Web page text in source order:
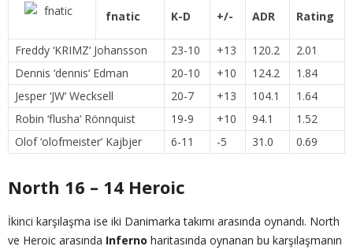
fnatic K-D +/- ADR Rating
Freddy ‘KRIMZ‘ Johansson 23-10 +13 120.2
2.01
Dennis ‘dennis‘ Edman 20-10 +10 124.2
1.84
Jesper ‘JW‘ Wecksell 20-7 +13 104.1
1.64
Robin ‘flusha‘ Rönnquist 19-9 +10 94.1
1.52
Olof ‘olofmeister‘ Kajbjer 6-11 -5 31.0 0.69
North 16 – 14 Heroic
İkinci karşılaşma ise iki Danimarka takımı arasında oynandı. North
ve Heroic arasında Inferno haritasında oynanan bu karşılaşmanın